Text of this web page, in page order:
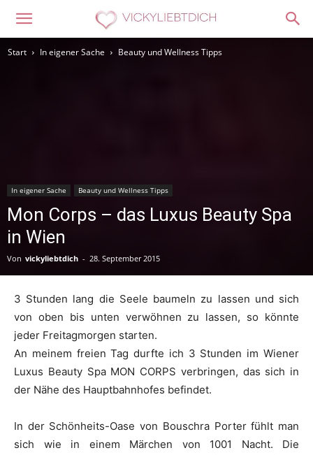
Start In eigener Sache Beauty und Wellness Tipps
In eigener Sache Beauty und Wellness Tipps
Mon Corps – das Luxus Beauty Spa
in Wien
Von vickyliebtdich - 28. September 2015
3 Stunden lang die Seele baumeln zu lassen und sich
von oben bis unten verwöhnen zu lassen, so könnte
jeder Freitagmorgen starten.
An meinem freien Tag durfte ich 3 Stunden im Wiener
Luxus Beauty Spa MON CORPS verbringen, das sich in
der Nähe des Hauptbahnhofes befindet.
In der Schönheits-Oase von Bouschra Porter fühlt man
sich wie in einem Märchen von 1001 Nacht. Die